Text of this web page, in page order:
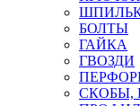
БОЛТЫ
ГАЙКА
ГВОЗДИ
СКОБЫ,